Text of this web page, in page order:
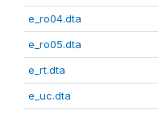
e_ro04.dta
e_ro05.dta
e_rt.dta
e_uc.dta